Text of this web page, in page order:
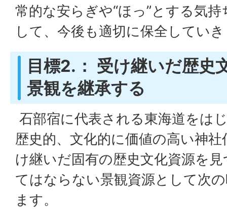
常的な安らぎや“ほっ”とする気
して、今後も適切に保全してい
目標2.： 受け継いだ歴史
景観を継承する
石部宿に代表される東海道をは
歴史的、文化的に価値の高い神
け継いだ固有の歴史文化資源を
てはならない景観資源として次
ます。